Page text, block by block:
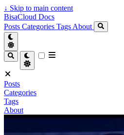
↓ Skip to main content
BisaCloud Docs
Posts Categories Tags About
Posts
Categories
Tags
About